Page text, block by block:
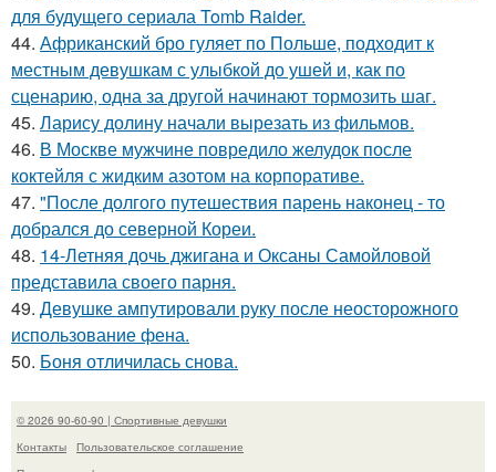
для будущего сериала Tomb Raider.
44. Африканский бро гуляет по Польше, подходит к
местным девушкам с улыбкой до ушей и, как по
сценарию, одна за другой начинают тормозить шаг.
45. Ларису долину начали вырезать из фильмов.
46. В Москве мужчине повредило желудок после
коктейля с жидким азотом на корпоративе.
47. "После долгого путешествия парень наконец - то
добрался до северной Кореи.
48. 14-Летняя дочь джигана и Оксаны Самойловой
представила своего парня.
49. Девушке ампутировали руку после неосторожного
использование фена.
50. Боня отличилась снова.
© 2026 90-60-90 | Спортивные девушки
Контакты
Пользовательское соглашение